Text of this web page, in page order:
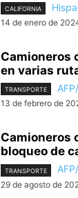
CALIFORNIA
14 de enero de
Camioneros
en varias
TRANSPORTE
13 de febrero de
Camioneros
bloqueo de
TRANSPORTE
29 de agosto de